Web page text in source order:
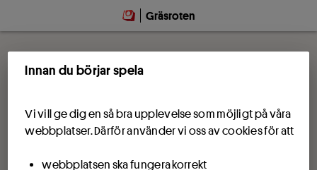
Gräsroten
Innan du börjar spela
Vi vill ge dig en så bra upplevelse som möjligt på våra
webbplatser. Därför använder vi oss av cookies för att
webbplatsen ska fungera korrekt